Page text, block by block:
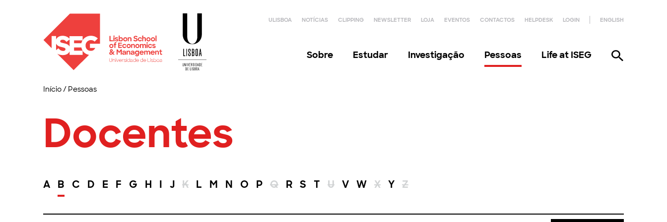
ULISBOA NOTÍCIAS CLIPPING NEWSLETTER LOJA EVENTOS CONTACTOS HELPDESK LOGIN ENGLISH
Sobre Estudar Investigação Pessoas Life at ISEG
Início/ Pessoas
Docentes
A B C D E F G H I J K L M N O P Q R S T U V W X Y Z